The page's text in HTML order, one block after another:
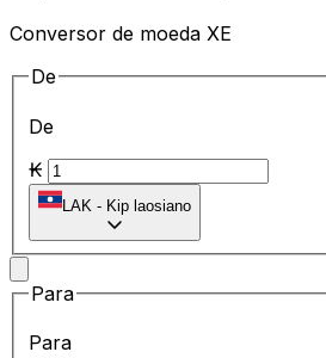
Conversor de moeda XE
De
De
₭
LAK - Kip laosiano
Para
Para